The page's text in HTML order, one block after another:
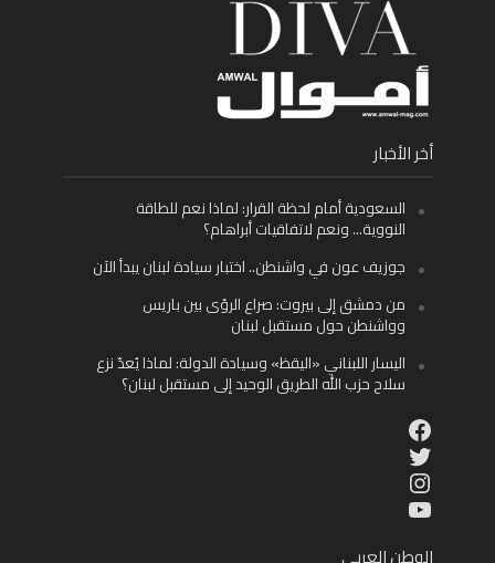
أخر الأخبار
السعودية أمام لحظة القرار: لماذا نعم للطاقة
النووية… ونعم لاتفاقيات أبراهام؟
جوزيف عون في واشنطن.. اختبار سيادة لبنان يبدأ الآن
من دمشق إلى بيروت: صراع الرؤى بين باريس
وواشنطن حول مستقبل لبنان
اليسار اللبناني «اليقظ» وسيادة الدولة: لماذا يُعدّ نزع
سلاح حزب الله الطريق الوحيد إلى مستقبل لبنان؟
Facebook
Twitter
Instagram
YouTube